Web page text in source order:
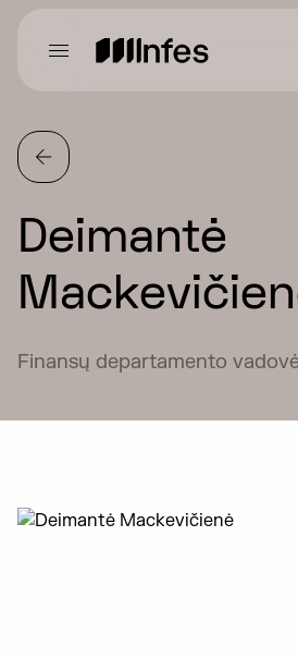
Deimantė
Finansų departamento